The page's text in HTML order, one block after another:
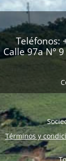
Teléfonos:
Calle 97a N°
Términos y